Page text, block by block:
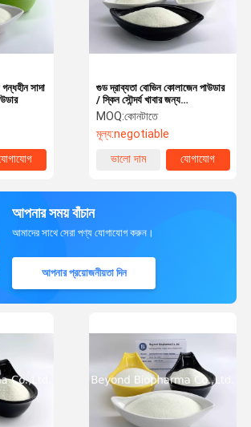
সাদা
গুড দ্রাব্যতা বোভিন কোলাজেন পাউডার
/ স্কিন সৌন্দর্য খাবার জন্য
Hydrolyzed কোলাজেন প্রোটিন
MOQ:কোনটাতে
মূল্য:negotiable
ভালো দাম
যোগাযোগ
আপনার সময় বাঁচান
আমাদের সাথে সেরা পণ্য যোগাযোগ করুন।
আপনার প্রয়োজনীয়তা দিন